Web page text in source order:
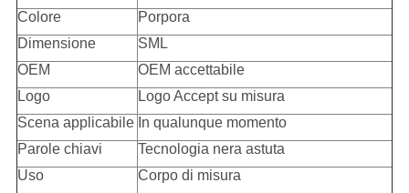
Colore
Porpora
Dimensione
SML
OEM
OEM accettabile
Logo
Logo Accept su misura
Scena applicabile In qualunque momento
Parole chiavi
Tecnologia nera astuta
Uso
Corpo di misura